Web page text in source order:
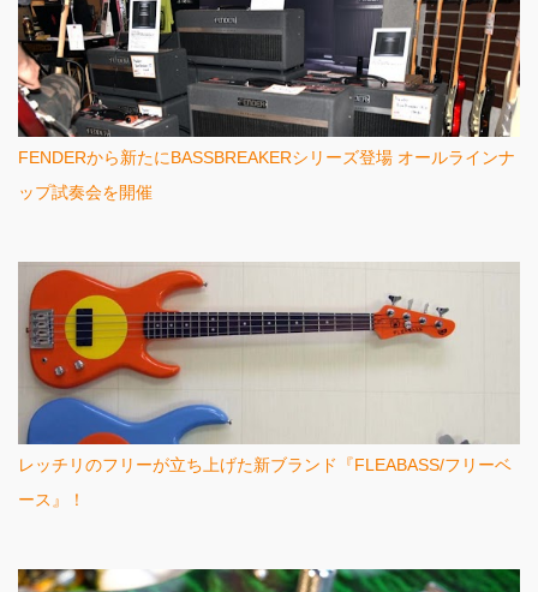
FENDERから新たにBASSBREAKERシリーズ登場 オールラインナ
ップ試奏会を開催
レッチリのフリーが立ち上げた新ブランド『FLEABASS/フリーベ
ース』！